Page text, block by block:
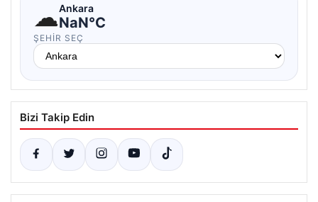
☁Ankara
NaN°C
ŞEHIR SEÇ
Bizi Takip Edin